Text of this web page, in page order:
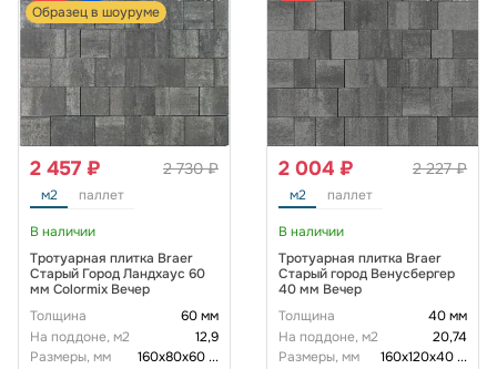
Образец в шоуруме
2 730 ₽
2 457 ₽
м2 паллет
В наличии
Тротуарная плитка Braer
Старый Город Ландхаус 60
мм Colormix Вечер
Толщина
60 мм
На поддоне, м2
12,9
Размеры, мм
160х80х60...
2 227 ₽
2 004 ₽
м2 паллет
В наличии
Тротуарная плитка Braer
Старый город Венусбергер
40 мм Вечер
Толщина
40 мм
На поддоне, м2
20,74
Размеры, мм
160х120х40...